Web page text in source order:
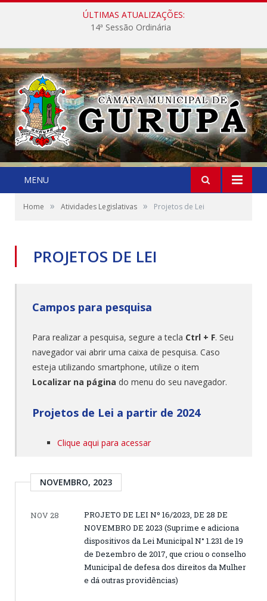
ÚLTIMAS ATUALIZAÇÕES:
14ª Sessão Ordinária
MENU
Home » Atividades Legislativas » Projetos de Lei
PROJETOS DE LEI
Campos para pesquisa
Para realizar a pesquisa, segure a tecla Ctrl + F. Seu
navegador vai abrir uma caixa de pesquisa. Caso
esteja utilizando smartphone, utilize o item
Localizar na página do menu do seu navegador.
Projetos de Lei a partir de 2024
Clique aqui para acessar
NOVEMBRO, 2023
NOV 28
PROJETO DE LEI Nº 16/2023, DE 28 DE
NOVEMBRO DE 2023 (Suprime e adiciona
dispositivos da Lei Municipal N° 1.231 de 19
de Dezembro de 2017, que criou o conselho
Municipal de defesa dos direitos da Mulher
e dá outras providências)